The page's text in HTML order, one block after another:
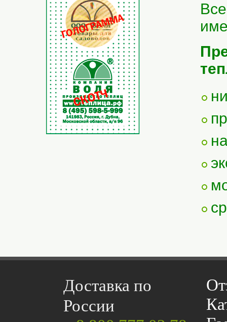
Доставка по
России